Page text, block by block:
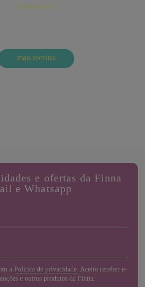
COMPARTILHAR
mais receitas
e ofertas da Finna
e Whatsapp
a Politica de privacidade. Aceito receber e-
e outros produtos da Finna.